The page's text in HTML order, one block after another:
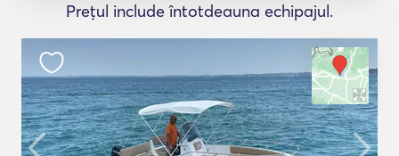
Prețul include întotdeauna echipajul.